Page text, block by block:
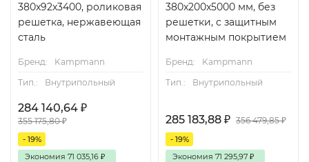
380x92x3400, роликовая
решетка, нержавеющая
сталь
Бренд:
Kampmann
Тип.:
Внутрипольный
284 140,64 ₽
355 175,80₽
- 19%
Экономия 71 035,16 ₽
380x200x5000 мм, без
решетки, с защитным
монтажным покрытием
Бренд:
Kampmann
Тип.:
Внутрипольный
285 183,88 ₽ 356 479,85₽
- 19%
Экономия 71 295,97 ₽